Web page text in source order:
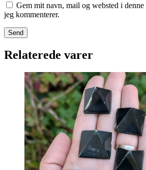
Gem mit navn, mail og websted i
jeg kommenterer.
Relaterede varer